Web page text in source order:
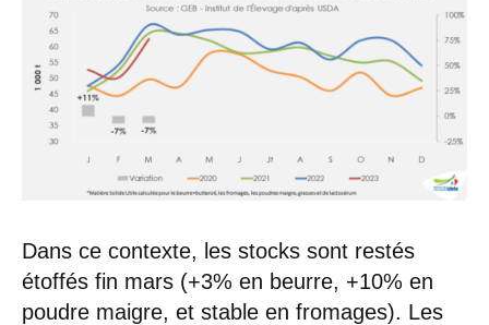
Dans ce contexte, les stocks sont restés
étoffés fin mars (+3% en beurre, +10% en
poudre maigre, et stable en fromages). Les